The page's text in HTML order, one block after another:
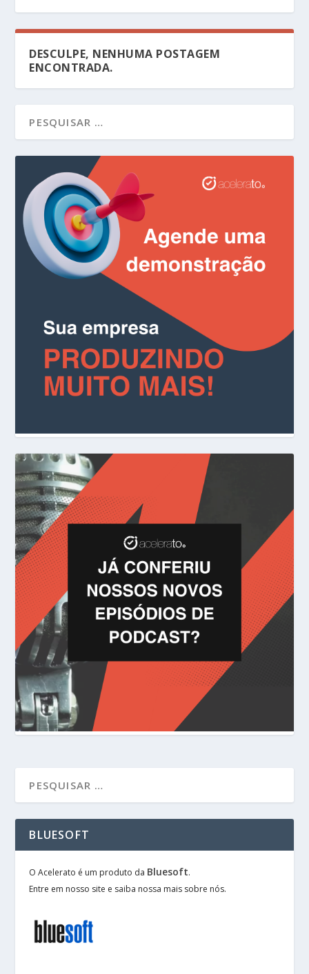
DESCULPE, NENHUMA POSTAGEM
ENCONTRADA.
BLUESOFT
O Acelerato é um produto da Bluesoft.
Entre em nosso site e saiba nossa mais sobre nós.